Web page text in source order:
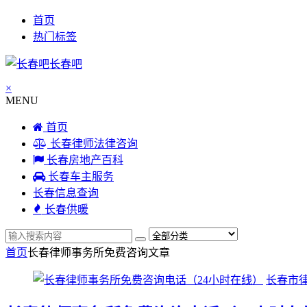
首页
热门标签
长春吧
×
MENU
首页
长春律师法律咨询
长春房地产百科
长春车主服务
长春信息查询
长春供暖
首页长春律师事务所免费咨询文章
长春市